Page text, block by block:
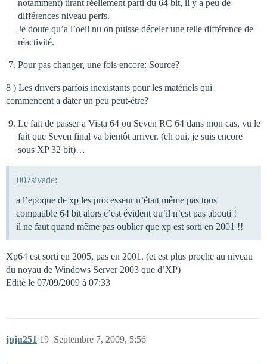
notamment) tirant réellement parti du 64 bit, il y a peu de
différences niveau perfs.
Je doute qu’a l’oeil nu on puisse déceler une telle différence de
réactivité.
Pour pas changer, une fois encore: Source?
8 ) Les drivers parfois inexistants pour les matériels qui
commencent a dater un peu peut-être?
Le fait de passer a Vista 64 ou Seven RC 64 dans mon cas, vu le
fait que Seven final va bientôt arriver. (eh oui, je suis encore
sous XP 32 bit)…
007sivade:
a l’epoque de xp les processeur n’était même pas tous
compatible 64 bit alors c’est évident qu’il n’est pas abouti !
il ne faut quand même pas oublier que xp est sorti en 2001 !!
Xp64 est sorti en 2005, pas en 2001. (et est plus proche au niveau
du noyau de Windows Server 2003 que d’XP)
Edité le 07/09/2009 à 07:33
juju251 Septembre 7, 2009, 5:56
19